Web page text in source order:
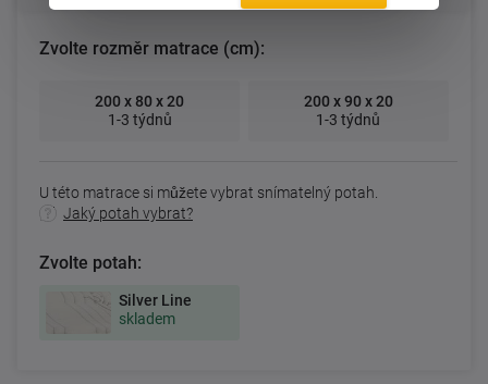
Zvolte rozměr matrace (cm):
200 x 80 x 20
1-3 týdnů
200 x 90 x 20
1-3 týdnů
U této matrace si můžete vybrat snímatelný potah.
Jaký potah vybrat?
Zvolte potah:
Silver Line
skladem